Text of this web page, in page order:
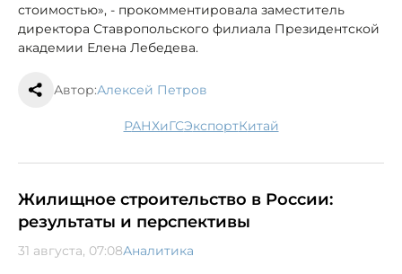
стоимостью», - прокомментировала заместитель
директора Ставропольского филиала Президентской
академии Елена Лебедева.
Автор:Алексей Петров
РАНХиГС экспорт Китай
Жилищное строительство в России:
результаты и перспективы
31 августа, 07:08Аналитика